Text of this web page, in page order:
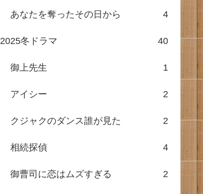
あなたを奪ったその日から 4
2025冬ドラマ 40
御上先生 1
アイシー 2
クジャクのダンス誰が見た 2
相続探偵 4
御曹司に恋はムズすぎる 2